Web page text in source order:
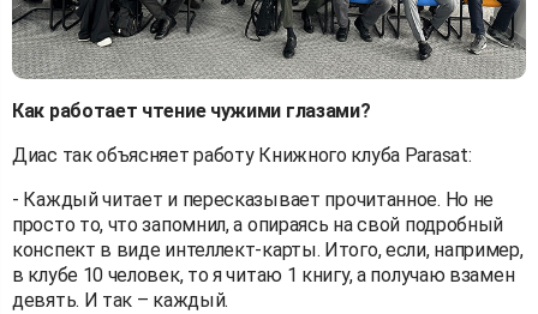
Как работает чтение чужими глазами?
Диас так объясняет работу Книжного клуба Parasat:
- Каждый читает и пересказывает прочитанное. Но не
просто то, что запомнил, а опираясь на свой подробный
конспект в виде интеллект-карты. Итого, если, например,
в клубе 10 человек, то я читаю 1 книгу, а получаю взамен
девять. И так – каждый.